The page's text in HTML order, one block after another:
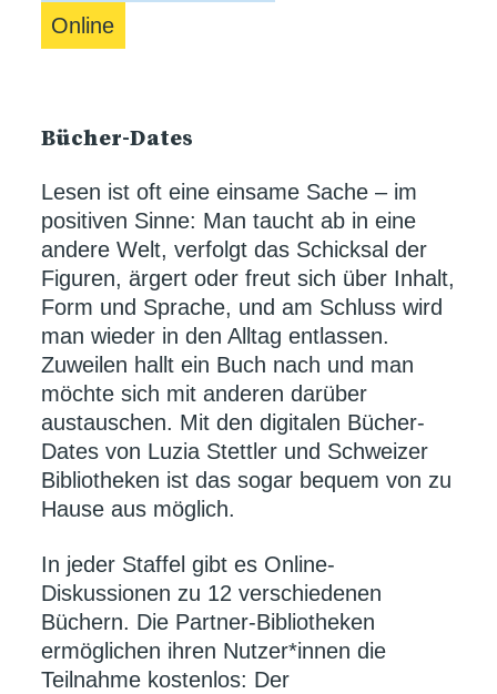
Online
Bücher-Dates
Lesen ist oft eine einsame Sache – im
positiven Sinne: Man taucht ab in eine
andere Welt, verfolgt das Schicksal der
Figuren, ärgert oder freut sich über Inhalt,
Form und Sprache, und am Schluss wird
man wieder in den Alltag entlassen.
Zuweilen hallt ein Buch nach und man
möchte sich mit anderen darüber
austauschen. Mit den digitalen Bücher-
Dates von Luzia Stettler und Schweizer
Bibliotheken ist das sogar bequem von zu
Hause aus möglich.
In jeder Staffel gibt es Online-
Diskussionen zu 12 verschiedenen
Büchern. Die Partner-Bibliotheken
ermöglichen ihren Nutzer*innen die
Teilnahme kostenlos: Der